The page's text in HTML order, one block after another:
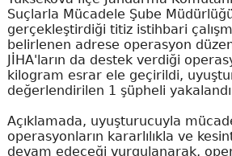
Suçlarla Mücadele Şube
gerçekleştirdiği titiz istihbari
belirlenen adrese operasyon
JİHA'ların da destek verdiği
kilogram esrar ele geçirildi,
değerlendirilen 1 şüpheli
Açıklamada, uyuşturucuyla
operasyonların kararlılıkla ve
devam edeceği vurgulanarak,